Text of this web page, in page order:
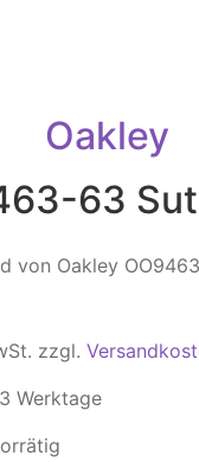
Oakley
63
zzgl.
Werktage